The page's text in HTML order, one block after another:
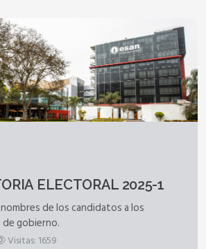
ELECTORAL 2025-1
de los candidatos a los
gobierno.
Visitas: 1659